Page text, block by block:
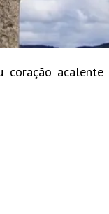
coração acalente